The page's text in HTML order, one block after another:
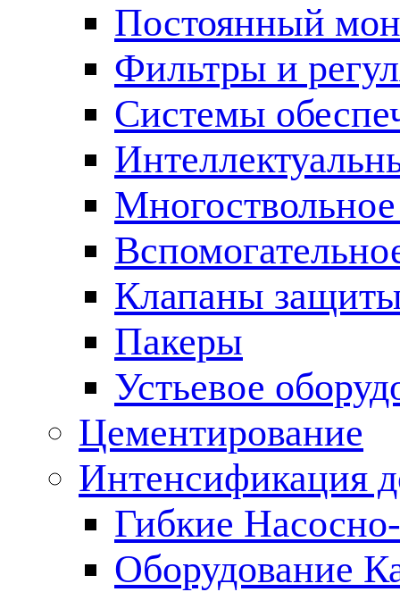
Постоянный
Фильтры и
Cистемы
Клапаны
Пакеры
Устьевое
Цементирование
Интенсификация
Гибкие
Оборудование